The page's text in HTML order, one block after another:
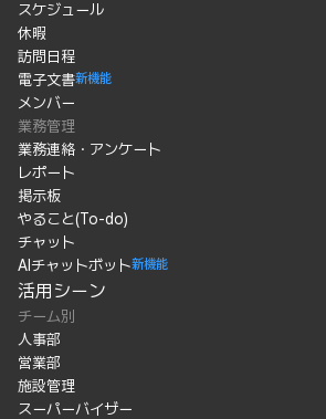
スケジュール
休暇
訪問日程
電子文書新機能
メンバー
業務管理
業務連絡・アンケート
レポート
掲示板
やること(To-do)
チャット
AIチャットボット新機能
活用シーン
チーム別
人事部
営業部
施設管理
スーパーバイザー